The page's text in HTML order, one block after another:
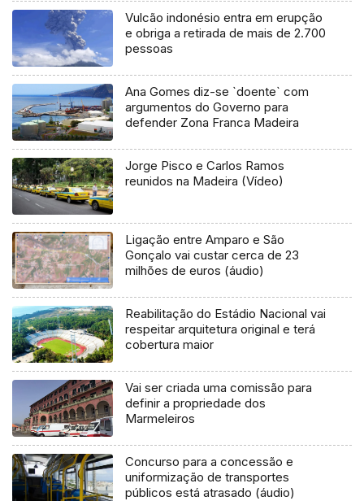
Vulcão indonésio entra em erupção
e obriga a retirada de mais de 2.700
pessoas
Ana Gomes diz-se `doente` com
argumentos do Governo para
defender Zona Franca Madeira
Jorge Pisco e Carlos Ramos
reunidos na Madeira (Vídeo)
Ligação entre Amparo e São
Gonçalo vai custar cerca de 23
milhões de euros (áudio)
Reabilitação do Estádio Nacional vai
respeitar arquitetura original e terá
cobertura maior
Vai ser criada uma comissão para
definir a propriedade dos
Marmeleiros
Concurso para a concessão e
uniformização de transportes
públicos está atrasado (áudio)